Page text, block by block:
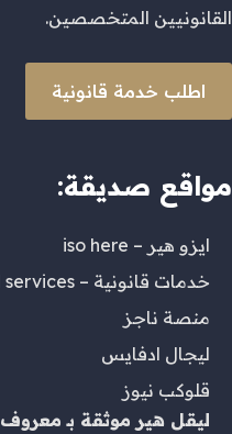
القانونيين المتخصصين.
اطلب خدمة قانونية
مواقع صديقة:
ايزو هير – iso here
خدمات قانونية – legal services
منصة ناجز
ليجال ادفايس
قلوكب نيوز
ليقل هير موثقة بـ معروف